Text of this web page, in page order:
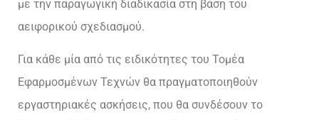
με την παραγωγική διαδικασία στη βάση του
αειφορικού σχεδιασμού.
Για κάθε μία από τις ειδικότητες του Τομέα
Εφαρμοσμένων Τεχνών θα πραγματοποιηθούν
εργαστηριακές ασκήσεις, που θα συνδέσουν το